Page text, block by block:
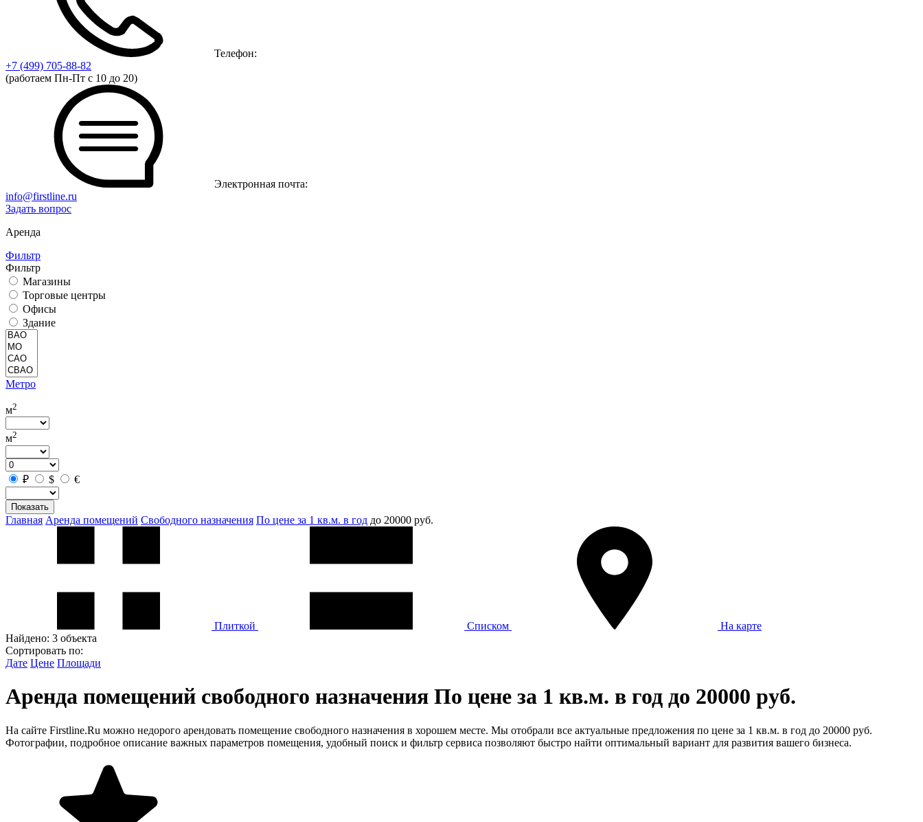
Телефон:
+7 (499) 705-88-82
(работаем Пн-Пт с 10 до 20)
Электронная почта:
info@firstline.ru
Задать вопрос
Аренда
Фильтр
Фильтр
Магазины
Торговые центры
Офисы
Здание
Метро
м2
м2
₽ $ €
Показать
Главная Аренда помещений Свободного назначения По цене за 1 кв.м. в год до 20000 руб.
Плиткой Списком
На карте
Найдено: 3 объекта
Сортировать по:
Дате Цене Площади
Аренда помещений свободного назначения По цене за 1 кв.м. в год до 20000 руб.
На сайте Firstline.Ru можно недорого арендовать помещение свободного назначения в хорошем месте. Мы отобрали все актуальные предложения по цене за 1 кв.м. в год до 20000 руб.
Фотографии, подробное описание важных параметров помещения, удобный поиск и фильтр сервиса позволяют быстро найти оптимальный вариант для развития вашего бизнеса.